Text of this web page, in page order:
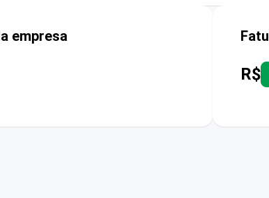
empresa
R$